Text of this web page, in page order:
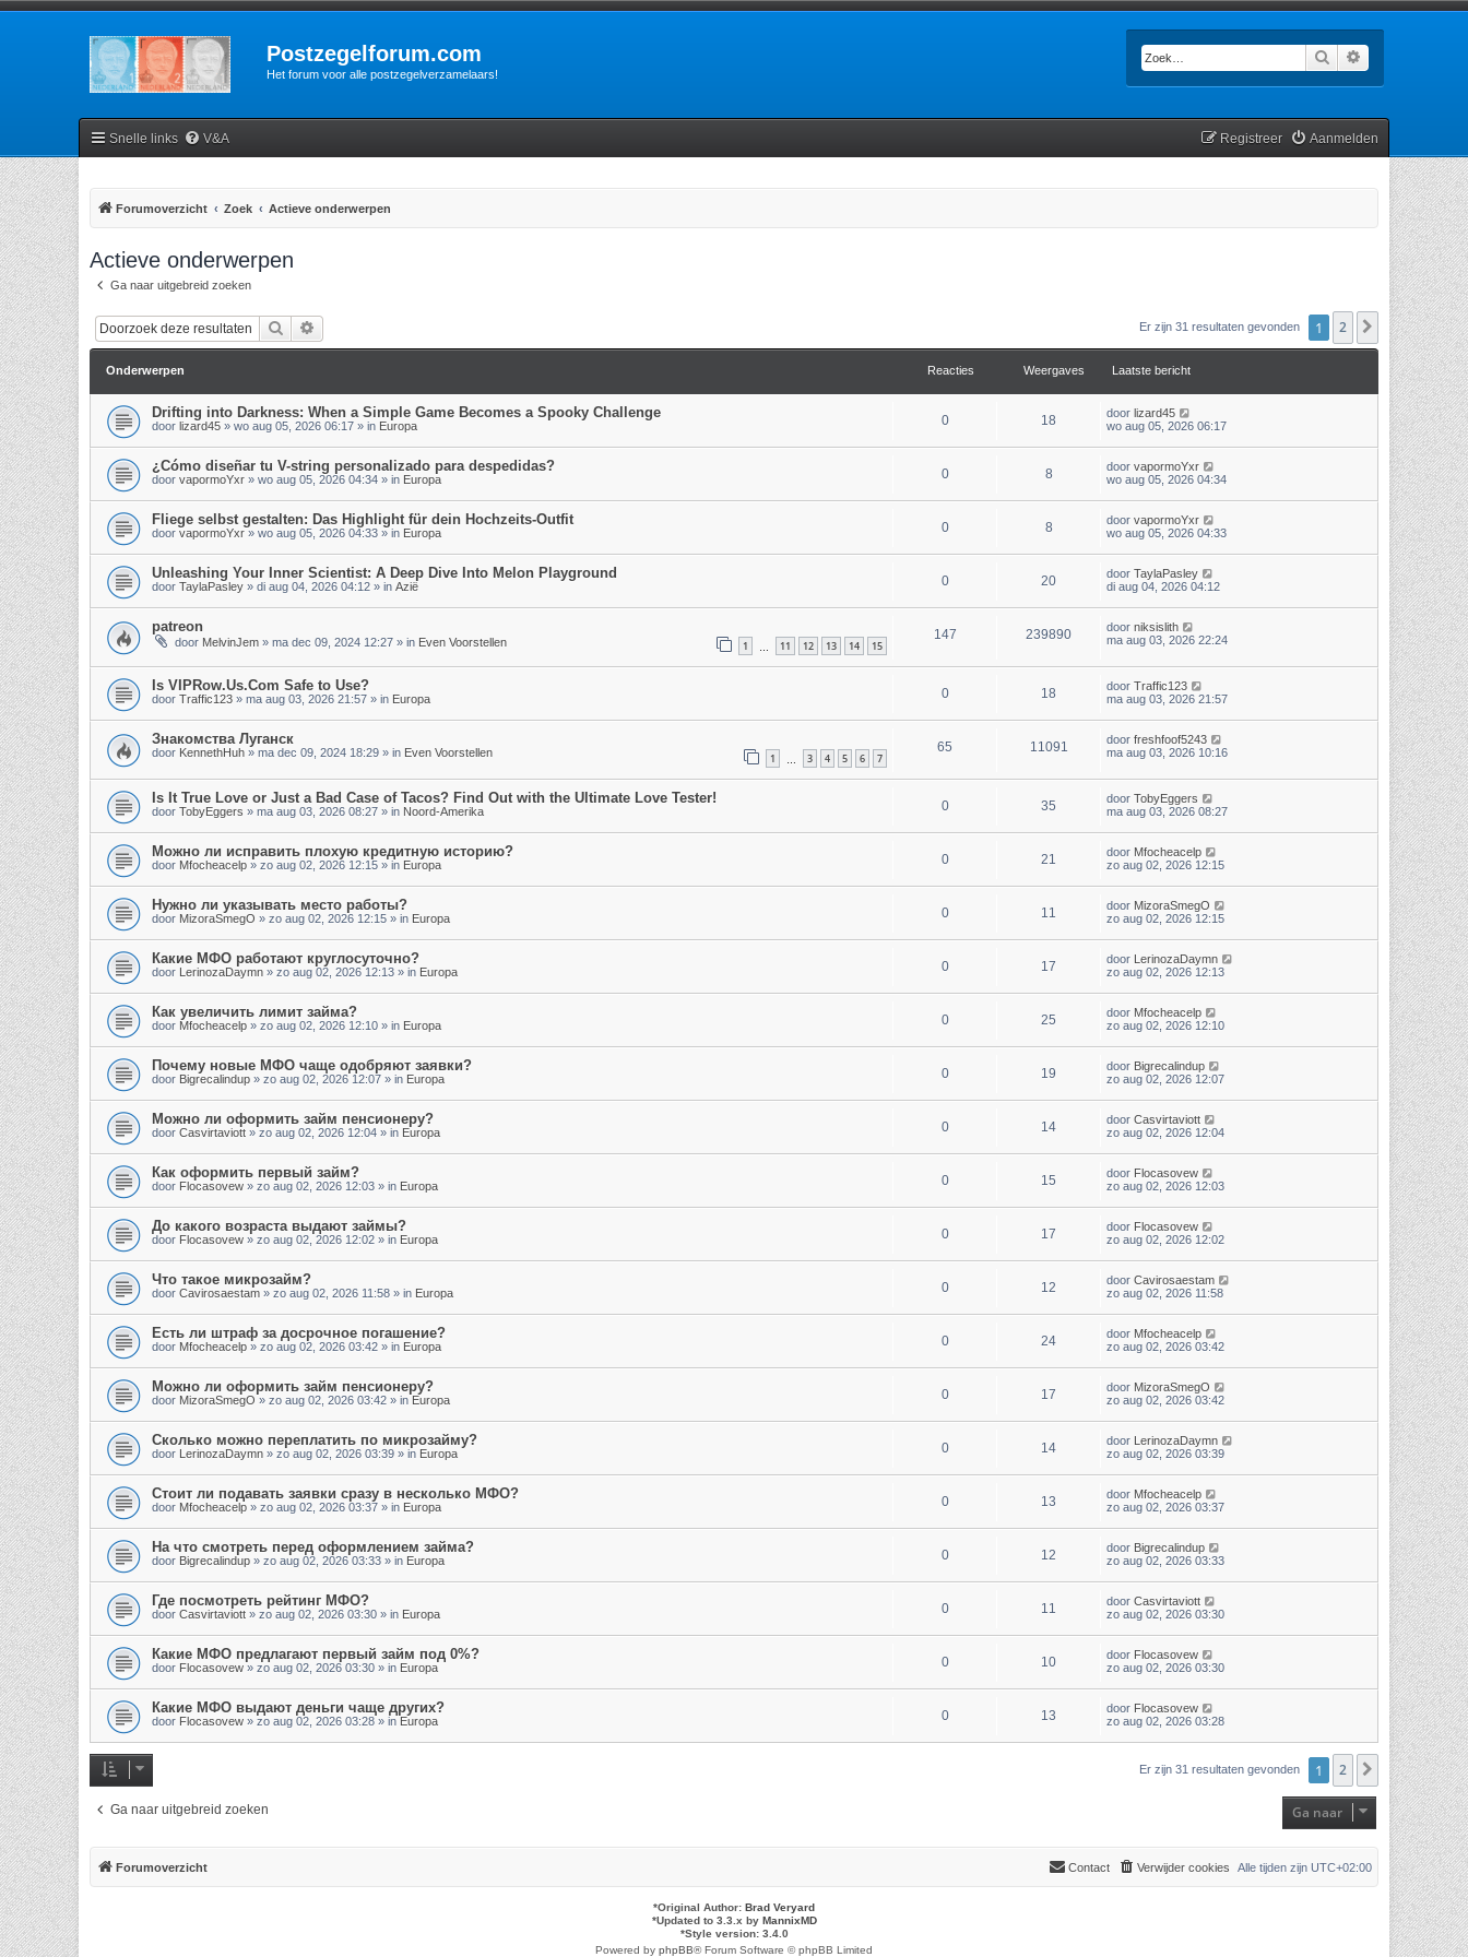
Postzegelforum.com
Het forum voor alle postzegelverzamelaars!
Zoek
Snelle links V&A Aanmelden
Registreer
Forumoverzicht Zoek Actieve onderwerpen
Actieve onderwerpen
Ga naar uitgebreid zoeken
Zoek Er zijn 31 resultaten gevonden 1 2 Volgende
Onderwerpen Reacties Weergaves Laatste bericht
Drifting into Darkness: When a Simple Game Becomes a Spooky Challenge
door lizard45 » wo aug 05, 2026 06:17 » in Europa 0 18 door lizard45
wo aug 05, 2026 06:17
¿Cómo diseñar tu V-string personalizado para despedidas?
door vapormoYxr » wo aug 05, 2026 04:34 » in Europa 0 8 door vapormoYxr
wo aug 05, 2026 04:34
Fliege selbst gestalten: Das Highlight für dein Hochzeits-Outfit
door vapormoYxr » wo aug 05, 2026 04:33 » in Europa 0 8 door vapormoYxr
wo aug 05, 2026 04:33
Unleashing Your Inner Scientist: A Deep Dive Into Melon Playground
door TaylaPasley » di aug 04, 2026 04:12 » in Azië 0 20 door TaylaPasley
di aug 04, 2026 04:12
patreon
door MelvinJem » ma dec 09, 2024 12:27 » in Even Voorstellen 1 11 12 13 14 15
147 239890 door niksislith
ma aug 03, 2026 22:24
Is VIPRow.Us.Com Safe to Use?
door Traffic123 » ma aug 03, 2026 21:57 » in Europa 0 18 door Traffic123
ma aug 03, 2026 21:57
Знакомства Луганск
door KennethHuh » ma dec 09, 2024 18:29 » in Even Voorstellen 1 3 4 5 6 7
65 11091 door freshfoof5243
ma aug 03, 2026 10:16
Is It True Love or Just a Bad Case of Tacos? Find Out with the Ultimate Love Tester!
door TobyEggers » ma aug 03, 2026 08:27 » in Noord-Amerika 0 35 door TobyEggers
ma aug 03, 2026 08:27
Можно ли исправить плохую кредитную историю?
door Mfocheacelp » zo aug 02, 2026 12:15 » in Europa 0 21 door Mfocheacelp
zo aug 02, 2026 12:15
Нужно ли указывать место работы?
door MizoraSmegO » zo aug 02, 2026 12:15 » in Europa 0 11 door MizoraSmegO
zo aug 02, 2026 12:15
Какие МФО работают круглосуточно?
door LerinozaDaymn » zo aug 02, 2026 12:13 » in Europa 0 17 door LerinozaDaymn
zo aug 02, 2026 12:13
Как увеличить лимит займа?
door Mfocheacelp » zo aug 02, 2026 12:10 » in Europa 0 25 door Mfocheacelp
zo aug 02, 2026 12:10
Почему новые МФО чаще одобряют заявки?
door Bigrecalindup » zo aug 02, 2026 12:07 » in Europa 0 19 door Bigrecalindup
zo aug 02, 2026 12:07
Можно ли оформить займ пенсионеру?
door Casvirtaviott » zo aug 02, 2026 12:04 » in Europa 0 14 door Casvirtaviott
zo aug 02, 2026 12:04
Как оформить первый займ?
door Flocasovew » zo aug 02, 2026 12:03 » in Europa 0 15 door Flocasovew
zo aug 02, 2026 12:03
До какого возраста выдают займы?
door Flocasovew » zo aug 02, 2026 12:02 » in Europa 0 17 door Flocasovew
zo aug 02, 2026 12:02
Что такое микрозайм?
door Cavirosaestam » zo aug 02, 2026 11:58 » in Europa 0 12 door Cavirosaestam
zo aug 02, 2026 11:58
Есть ли штраф за досрочное погашение?
door Mfocheacelp » zo aug 02, 2026 03:42 » in Europa 0 24 door Mfocheacelp
zo aug 02, 2026 03:42
Можно ли оформить займ пенсионеру?
door MizoraSmegO » zo aug 02, 2026 03:42 » in Europa 0 17 door MizoraSmegO
zo aug 02, 2026 03:42
Сколько можно переплатить по микрозайму?
door LerinozaDaymn » zo aug 02, 2026 03:39 » in Europa 0 14 door LerinozaDaymn
zo aug 02, 2026 03:39
Стоит ли подавать заявки сразу в несколько МФО?
door Mfocheacelp » zo aug 02, 2026 03:37 » in Europa 0 13 door Mfocheacelp
zo aug 02, 2026 03:37
На что смотреть перед оформлением займа?
door Bigrecalindup » zo aug 02, 2026 03:33 » in Europa 0 12 door Bigrecalindup
zo aug 02, 2026 03:33
Где посмотреть рейтинг МФО?
door Casvirtaviott » zo aug 02, 2026 03:30 » in Europa 0 11 door Casvirtaviott
zo aug 02, 2026 03:30
Какие МФО предлагают первый займ под 0%?
door Flocasovew » zo aug 02, 2026 03:30 » in Europa 0 10 door Flocasovew
zo aug 02, 2026 03:30
Какие МФО выдают деньги чаще других?
door Flocasovew » zo aug 02, 2026 03:28 » in Europa 0 13 door Flocasovew
zo aug 02, 2026 03:28
Er zijn 31 resultaten gevonden 1 2 Volgende
Ga naar uitgebreid zoeken Ga naar
Forumoverzicht Alle tijden zijn UTC+02:00
Verwijder cookies
Contact
*Original Author: Brad Veryard
*Updated to 3.3.x by MannixMD
*Style version: 3.4.0
Powered by phpBB® Forum Software © phpBB Limited